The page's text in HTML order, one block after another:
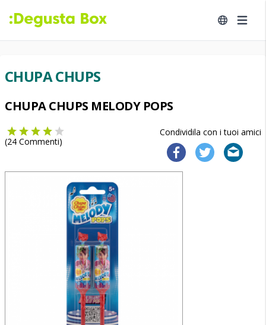
CHUPA CHUPS
CHUPA CHUPS MELODY POPS
Condividila con i tuoi amici
(24 Commenti)